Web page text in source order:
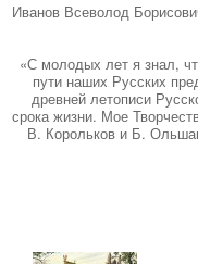
Иванов Всеволод
«С молодых лет я знал,
пути наших Русских
древней летописи
срока жизни. Мое
В. Корольков и Б.